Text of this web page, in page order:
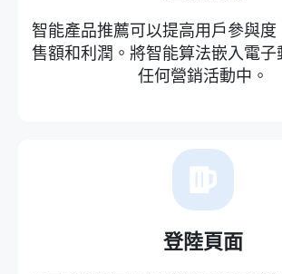
智能產品推薦可以提高用戶參與度
售額和利潤。將智能算法嵌入電子
任何營銷活動中。
登陸頁面